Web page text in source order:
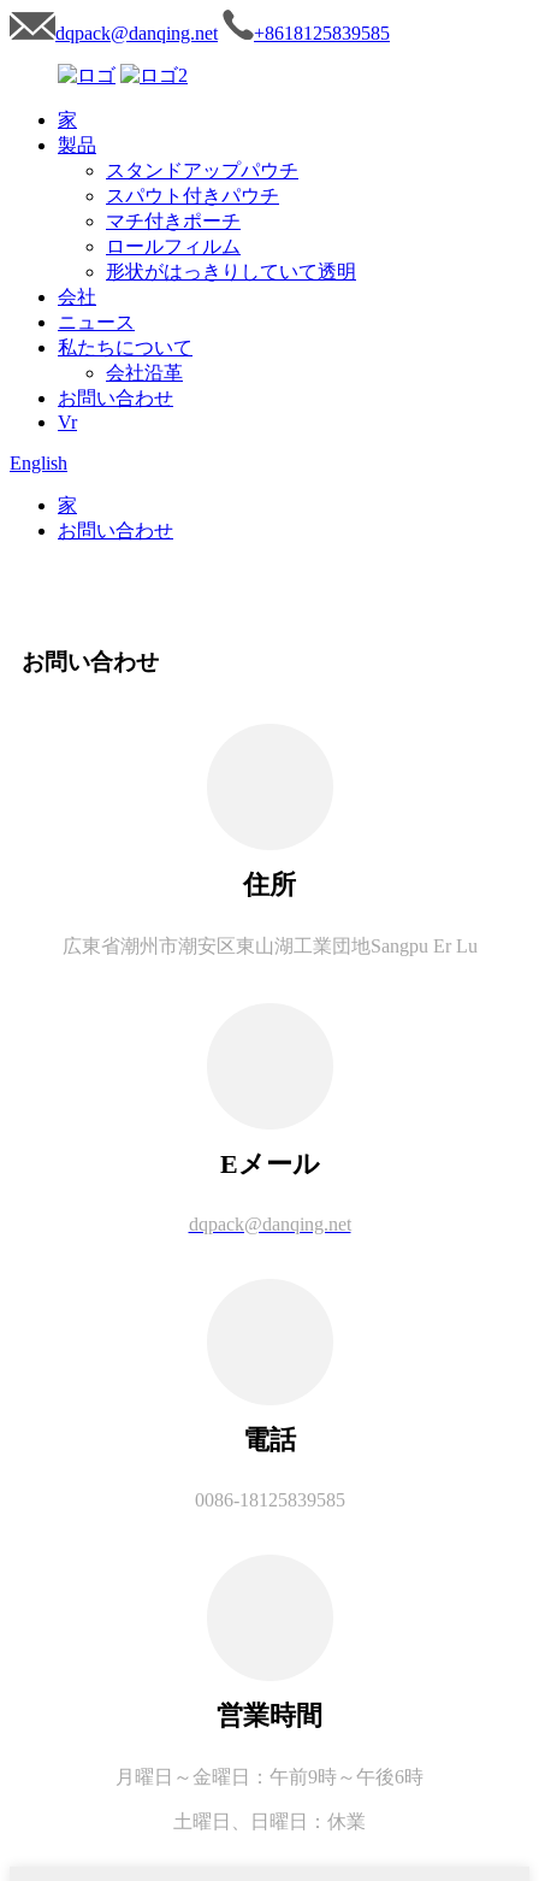
dqpack@danqing.net +8618125839585
家
製品
スタンドアップパウチ
スパウト付きパウチ
マチ付きポーチ
ロールフィルム
形状がはっきりしていて透明
会社
ニュース
私たちについて
会社沿革
お問い合わせ
Vr
English
家
お問い合わせ
お問い合わせ
住所
広東省潮州市潮安区東山湖工業団地Sangpu Er Lu
Eメール
dqpack@danqing.net
電話
0086-18125839585
営業時間
月曜日～金曜日：午前9時～午後6時
土曜日、 日曜日：休業